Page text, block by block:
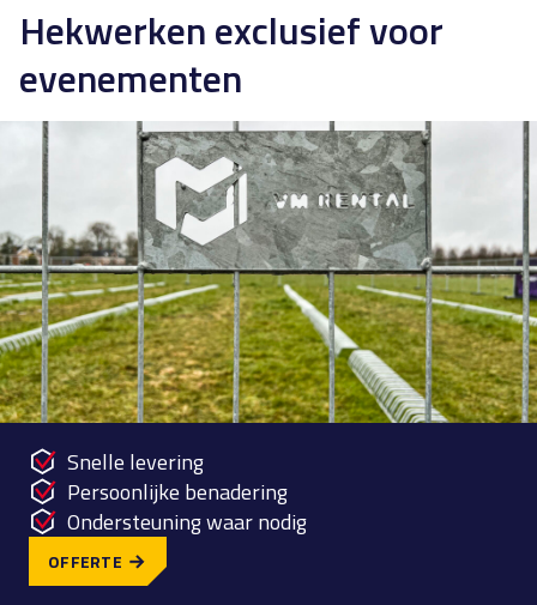
Hekwerken exclusief voor
evenementen
Snelle levering
Persoonlijke benadering
Ondersteuning waar nodig
OFFERTE